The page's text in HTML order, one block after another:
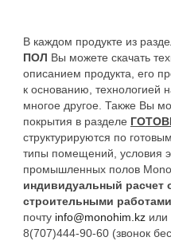
В каждом продукте из
ПОЛ Вы можете скачать
описанием продукта, его
к основанию, технологией
многое другое. Также Вы
покрытия в разделе
структурируются по
типы помещений, условия
промышленных полов
индивидуальный расчет
строительными работами
почту info@monohim.kzили
8(707)444-90-60 (звонок